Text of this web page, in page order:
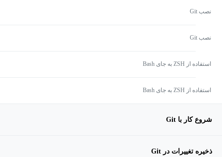
نصب Git
نصب Git
استفاده از ZSH به جای Bash
استفاده از ZSH به جای Bash
شروع کار با Git
ذخیره تغییرات در Git